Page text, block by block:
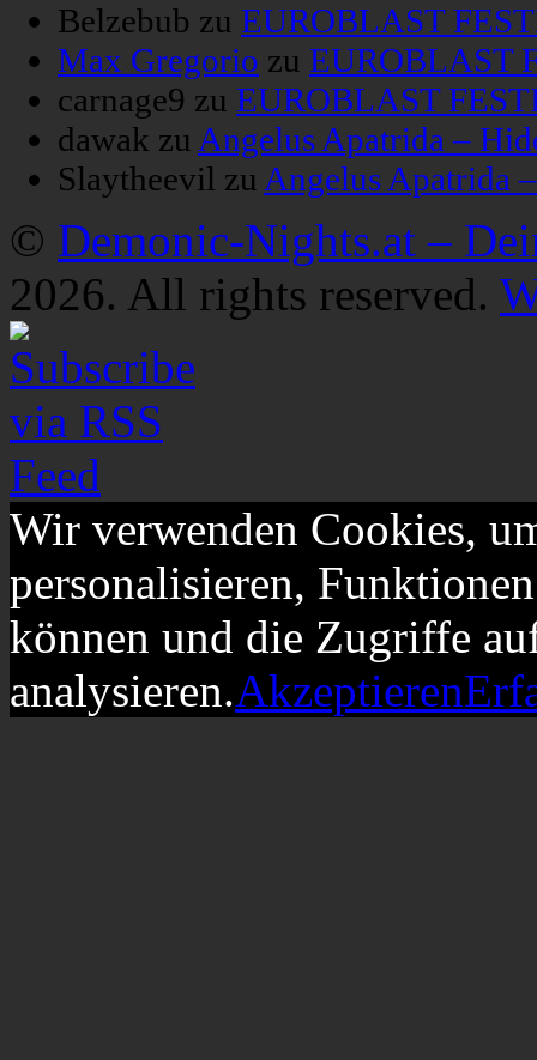
Belzebub zu EUROBLAST
Max Gregorio zu EUROBLAST
carnage9 zu EUROBLAST
dawak zu Angelus Apatrida –
Slaytheevil zu Angelus Apatrida
© Demonic-Nights.at –
2026. All rights reserved.
Wir verwenden Cookies,
personalisieren,
können und die Zugriffe
analysieren.Akzeptieren